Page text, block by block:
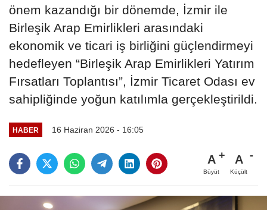
önem kazandığı bir dönemde, İzmir ile
Birleşik Arap Emirlikleri arasındaki
ekonomik ve ticari iş birliğini güçlendirmeyi
hedefleyen “Birleşik Arap Emirlikleri Yatırım
Fırsatları Toplantısı”, İzmir Ticaret Odası ev
sahipliğinde yoğun katılımla gerçekleştirildi.
HABER 16 Haziran 2026 - 16:05
A
Büyüt
A
Küçült